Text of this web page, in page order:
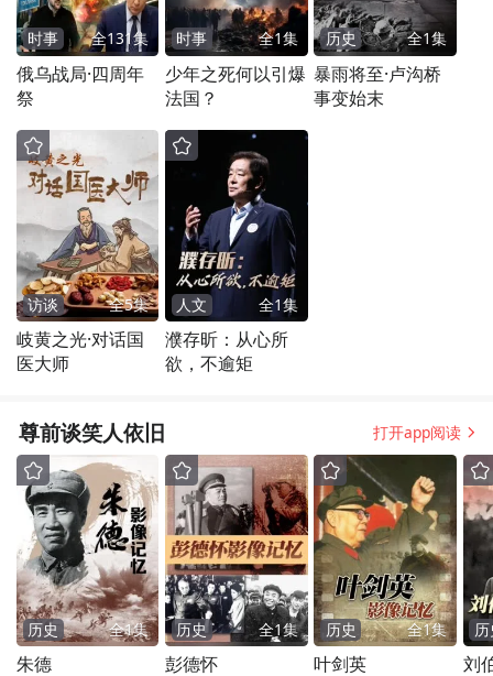
时事 全131集
俄乌战局·四周年
祭
时事 全1集
少年之死何以引爆
法国？
历史 全1集
暴雨将至·卢沟桥
事变始末
访谈 全5集
岐黄之光·对话国
医大师
人文 全1集
濮存昕：从心所
欲，不逾矩
尊前谈笑人依旧 打开app阅读
历史 全1集
朱德
历史 全1集
彭德怀
历史 全1集
叶剑英 刘